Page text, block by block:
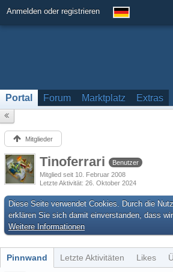
Anmelden oder registrieren
Portal Forum Marktplatz Extras
Mitglieder
Tinoferrari
Benutzer
Mitglied seit 10. Februar 2008
Letzte Aktivität 26. Oktober 2024
Diese Seite verwendet Cookies. Durch die
erklären Sie sich damit einverstanden, dass
Weitere Informationen
Pinnwand Letzte Aktivitäten Likes